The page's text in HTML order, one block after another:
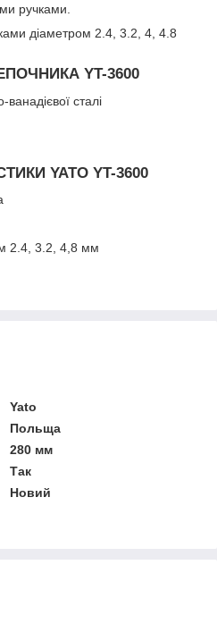
ручками.
діаметром 2.4, 3.2, 4, 4.8
YT-3600
сталі
YATO YT-3600
2.4, 3.2, 4,8 мм
Yato
Польща
280 мм
Так
Новий